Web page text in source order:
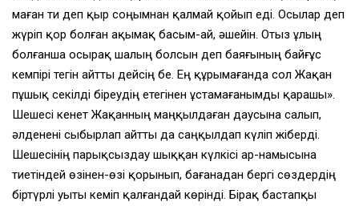
маған ти деп қыр соңымнан қалмай қойып едi. Осылар деп
жүрiп қор болған ақымақ басым-ай, әшейiн. Отыз ұлың
болғанша осырақ шалың болсын деп баяғының байғұс
кемпiрi тегiн айтты дейсiң бе. Ең құрымағанда сол Жақан
пұшық секiлдi бiреудiң етегiнен ұстамағанымды қарашы».
Шешесi кенет Жақанның маңқылдаған даусына салып,
әлдененi сыбырлап айтты да саңқылдап күлiп жiбердi.
Шешесiнiң парықсыздау шыққан күлкiсi ар-намысына
тиетiндей өзiнен-өзi қорынып, бағанадан бергi сөздердiң
бiртүрлi уыты кемiп қалғандай көрiндi. Бiрақ бастапқы